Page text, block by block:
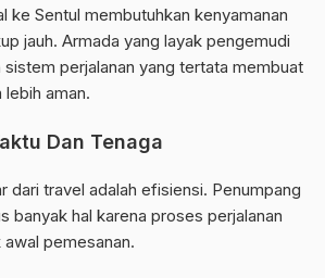
ke Sentul membutuhkan kenyamanan
jauh. Armada yang layak pengemudi
perjalanan yang tertata membuat
aman.
Dan Tenaga
dari travel adalah efisiensi. Penumpang
banyak hal karena proses perjalanan
pemesanan.